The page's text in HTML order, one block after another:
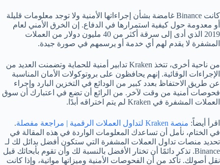
كانت Binance غامضة بشأن إجراءاتها الأمنية ولا توجد معلومات قليلة
أو معدومة حول كيفية استمرارها في الدفاع. إن الخرق الأمني ​​لعام
2019 الذي أدى إلى سرقة أكثر من 40 مليون دولار من العملات
المشفرة لا يقدم لهم أي خدمة أو يرسمهم في صورة جيدة.
من ناحية أخرى، تتخذ Kraken تدابير أمنية للحماية وتضمنت العديد من
الإجراءات الوقائية. إنهم يحافظون على بروتوكولات الأمان المناسبة
عن طريق الاحتفاظ بعدد كبير من الودائع في التخزين البارد وإجراء
فحوصات أمنية من وقت لآخر. من الرائع أن تضع في اعتبارك أن سوق
العملات المشفرة في Kraken لم يتم اختراقه أبدًا.
اقرأ أيضاً: منصة Kraken لتداول العملات الرقمية | مراجعة مفصلة
.
في الختام، نأمل أن تساعدك المعلومات الواردة في هذه المقالة في
تحديد منصات تداول العملات المشفرة التي ستكون أفضل بدائل لك لـ
Binance. تذكر دائمًا أن تختار الأفضل بالنسبة لك وأن تقوم بأبحاثك قبل
نقل أصولك. تأكد من أن الفحوصات الأمنية وميزاتها مواتية، وإذا كانت